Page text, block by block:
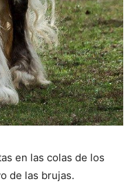
en las colas de los
de las brujas.